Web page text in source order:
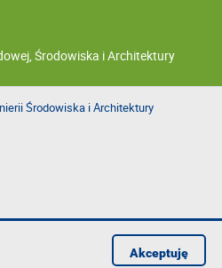
Środowiska i Architektury
Środowiska i Architektury
Akceptuję